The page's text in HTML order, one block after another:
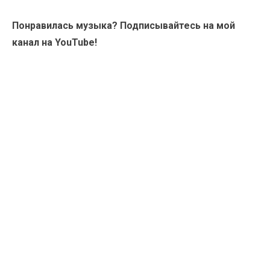
Понравилась музыка? Подписывайтесь на мой
канал на YouTube!